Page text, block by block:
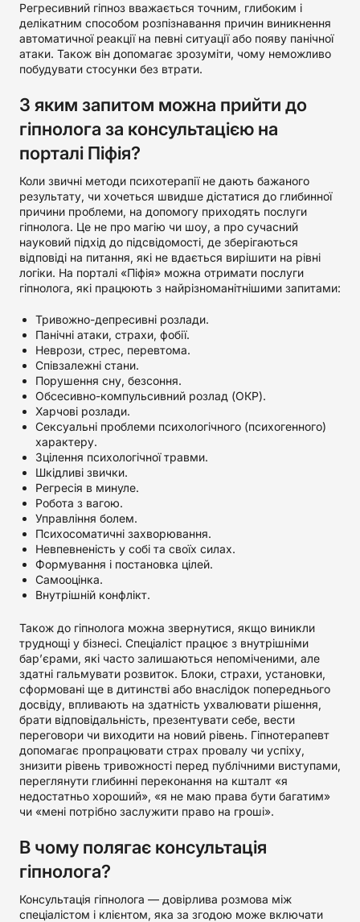
Регресивний гіпноз вважається точним, глибоким і
делікатним способом розпізнавання причин виникнення
автоматичної реакції на певні ситуації або появу панічної
атаки. Також він допомагає зрозуміти, чому неможливо
побудувати стосунки без втрати.
З яким запитом можна прийти до
гіпнолога за консультацією на
порталі Піфія?
Коли звичні методи психотерапії не дають бажаного
результату, чи хочеться швидше дістатися до глибинної
причини проблеми, на допомогу приходять послуги
гіпнолога. Це не про магію чи шоу, а про сучасний
науковий підхід до підсвідомості, де зберігаються
відповіді на питання, які не вдається вирішити на рівні
логіки. На порталі «Піфія» можна отримати послуги
гіпнолога, які працюють з найрізноманітнішими запитами:
Тривожно-депресивні розлади.
Панічні атаки, страхи, фобії.
Неврози, стрес, перевтома.
Співзалежні стани.
Порушення сну, безсоння.
Обсесивно-компульсивний розлад (ОКР).
Харчові розлади.
Сексуальні проблеми психологічного (психогенного)
характеру.
Зцілення психологічної травми.
Шкідливі звички.
Регресія в минуле.
Робота з вагою.
Управління болем.
Психосоматичні захворювання.
Невпевненість у собі та своїх силах.
Формування і постановка цілей.
Самооцінка.
Внутрішній конфлікт.
Також до гіпнолога можна звернутися, якщо виникли
труднощі у бізнесі. Спеціаліст працює з внутрішніми
бар’єрами, які часто залишаються непоміченими, але
здатні гальмувати розвиток. Блоки, страхи, установки,
сформовані ще в дитинстві або внаслідок попереднього
досвіду, впливають на здатність ухвалювати рішення,
брати відповідальність, презентувати себе, вести
переговори чи виходити на новий рівень. Гіпнотерапевт
допомагає пропрацювати страх провалу чи успіху,
знизити рівень тривожності перед публічними виступами,
переглянути глибинні переконання на кшталт «я
недостатньо хороший», «я не маю права бути багатим»
чи «мені потрібно заслужити право на гроші».
В чому полягає консультація
гіпнолога?
Консультація гіпнолога — довірлива розмова між
спеціалістом і клієнтом, яка за згодою може включати